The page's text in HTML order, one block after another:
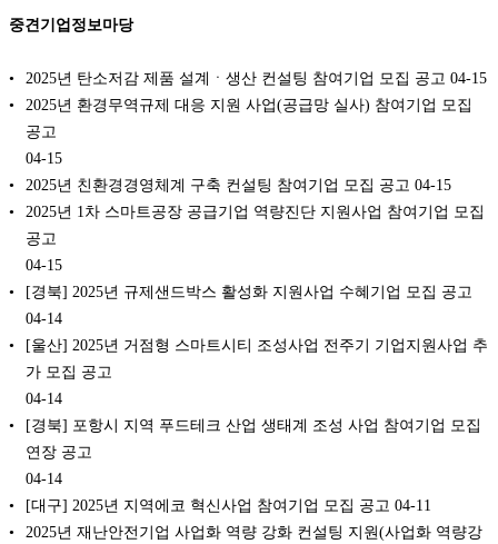
중견기업정보마당
2025년 탄소저감 제품 설계ㆍ생산 컨설팅 참여기업 모집 공고 04-15
2025년 환경무역규제 대응 지원 사업(공급망 실사) 참여기업 모집
공고
04-15
2025년 친환경경영체계 구축 컨설팅 참여기업 모집 공고 04-15
2025년 1차 스마트공장 공급기업 역량진단 지원사업 참여기업 모집
공고
04-15
[경북] 2025년 규제샌드박스 활성화 지원사업 수혜기업 모집 공고
04-14
[울산] 2025년 거점형 스마트시티 조성사업 전주기 기업지원사업 추
가 모집 공고
04-14
[경북] 포항시 지역 푸드테크 산업 생태계 조성 사업 참여기업 모집
연장 공고
04-14
[대구] 2025년 지역에코 혁신사업 참여기업 모집 공고 04-11
2025년 재난안전기업 사업화 역량 강화 컨설팅 지원(사업화 역량강